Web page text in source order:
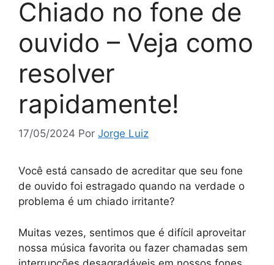
Chiado no fone de
ouvido – Veja como
resolver
rapidamente!
17/05/2024 Por Jorge Luiz
Você está cansado de acreditar que seu fone
de ouvido foi estragado quando na verdade o
problema é um chiado irritante?
Muitas vezes, sentimos que é difícil aproveitar
nossa música favorita ou fazer chamadas sem